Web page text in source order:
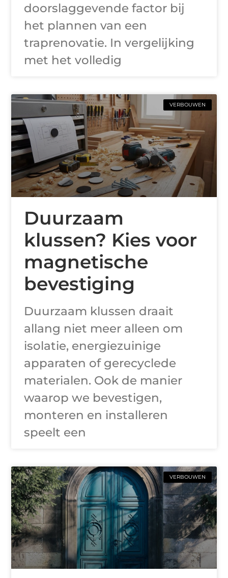
doorslaggevende factor bij
het plannen van een
traprenovatie. In vergelijking
met het volledig
VERBOUWEN
Duurzaam
klussen? Kies voor
magnetische
bevestiging
Duurzaam klussen draait
allang niet meer alleen om
isolatie, energiezuinige
apparaten of gerecyclede
materialen. Ook de manier
waarop we bevestigen,
monteren en installeren
speelt een
VERBOUWEN